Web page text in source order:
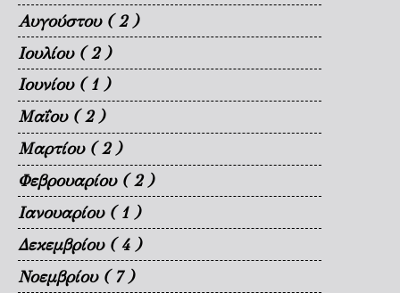
Αυγούστου ( 2 )
Ιουλίου ( 2 )
Ιουνίου ( 1 )
Μαΐου ( 2 )
Μαρτίου ( 2 )
Φεβρουαρίου ( 2 )
Ιανουαρίου ( 1 )
Δεκεμβρίου ( 4 )
Νοεμβρίου ( 7 )